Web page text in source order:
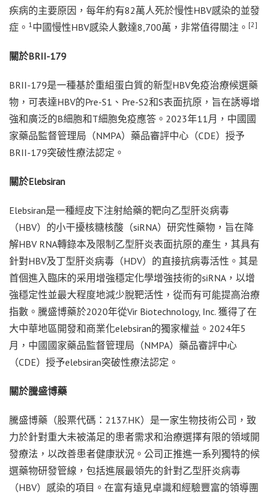
疾病的主要原因，每年約有82萬人死於慢性HBV感染的並發
症。 1 中國慢性HBV感染人數達8,700萬，非常值得關注。 [2]
關於BRII-179
BRII-179是一種基於重組蛋白質的新型HBV免疫治療候選藥
物，可表達HBV的Pre-S1、Pre-S2和S表面抗原，旨在誘導增
強和廣泛的B細胞和T細胞免疫應答。2023年11月，中國國
家藥品監督管理局（NMPA）藥品審評中心（CDE）授予
BRII-179突破性療法認定。
關於Elebsiran
Elebsiran是一種經皮下注射給藥的靶向乙型肝炎病毒
（HBV）的小干擾核糖核酸（siRNA）研究性藥物，旨在降
解HBV RNA轉錄本及限制乙型肝炎表面抗原的產生，其具有
針對HBV及丁型肝炎病毒（HDV）的直接抗病毒活性。其是
首個進入臨床的采用增強穩定化學增強技術的siRNA，以增
強穩定性並最大程度地減少脫靶活性，從而有可能提高治療
指數。騰盛博藥於2020年從Vir Biotechnology, Inc. 獲得了在
大中華地區開發和商業化elebsiran的獨家權益。2024年5
月，中國國家藥品監督管理局（NMPA）藥品審評中心
（CDE）授予elebsiran突破性療法認定。
關於騰盛博藥
騰盛博藥（股票代碼：2137.HK）是一家生物技術公司，致
力於針對重大未被滿足的患者需求和治療選擇有限的領域開
發療法，以改善患者健康狀況。公司正推進一系列獨特的候
選藥物研發管線，包括進展最領先的針對乙型肝炎病毒
（HBV）感染的項目。在富有遠見卓識和經驗豐富的領導團